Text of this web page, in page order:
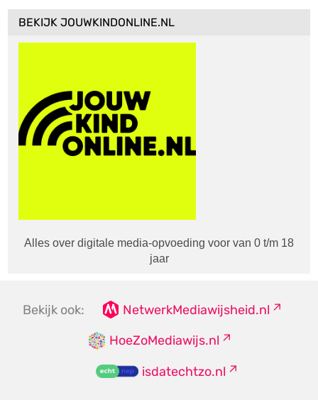
BEKIJK JOUWKINDONLINE.NL
Alles over digitale media-opvoeding voor van 0 t/m 18
jaar
Bekijk ook:
NetwerkMediawijsheid.nl
HoeZoMediawijs.nl
isdatechtzo.nl